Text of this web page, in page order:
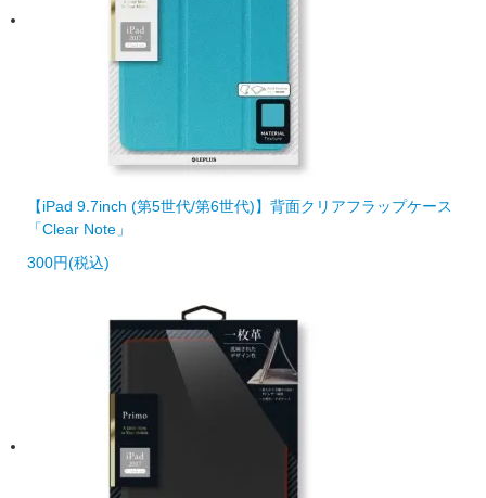
【iPad 9.7inch (第5世代/第6世代)】背面クリアフラップケース
「Clear Note」
300円(税込)